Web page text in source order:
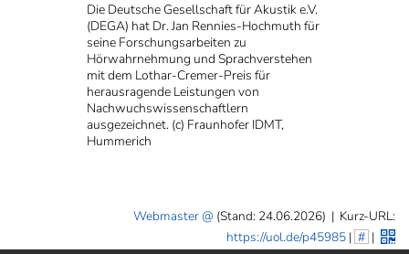
Die Deutsche Gesellschaft für Akustik e.V.
(DEGA) hat Dr. Jan Rennies-Hochmuth für
seine Forschungsarbeiten zu
Hörwahrnehmung und Sprachverstehen
mit dem Lothar-Cremer-Preis für
herausragende Leistungen von
Nachwuchswissenschaftlern
ausgezeichnet. (c) Fraunhofer IDMT,
Hummerich
Webmaster (Stand: 24.06.2026) | Kurz-URL:
https://uol.de/p45985| # |